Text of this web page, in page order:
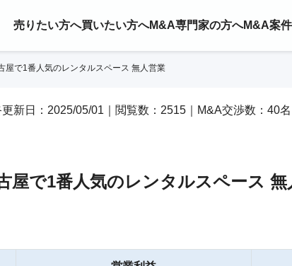
売りたい方へ買いたい方へM&A専門家の方へM&A案
屋で1番人気のレンタルスペース 無人営業
新日：2025/05/01｜閲覧数：2515｜M&A交渉数：40名
屋で1番人気のレンタルスペース 無